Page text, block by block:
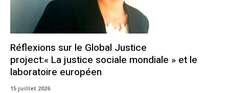
Réflexions sur le Global Justice
project:« La justice sociale mondiale » et le
laboratoire européen
15 juillet 2026